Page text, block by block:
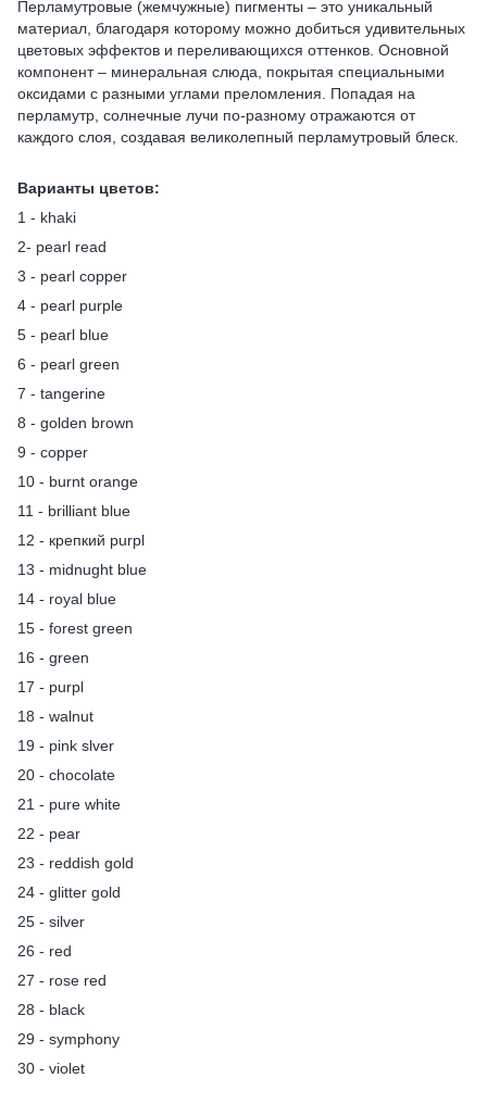
Перламутровые (жемчужные) пигменты – это уникальный
материал, благодаря которому можно добиться удивительных
цветовых эффектов и переливающихся оттенков. Основной
компонент – минеральная слюда, покрытая специальными
оксидами с разными углами преломления. Попадая на
перламутр, солнечные лучи по-разному отражаются от
каждого слоя, создавая великолепный перламутровый блеск.
Варианты цветов:
1 - khaki
2- pearl read
3 - pearl copper
4 - pearl purple
5 - pearl blue
6 - pearl green
7 - tangerine
8 - golden brown
9 - copper
10 - burnt orange
11 - brilliant blue
12 - крепкий purpl
13 - midnught blue
14 - royal blue
15 - forest green
16 - green
17 - purpl
18 - walnut
19 - pink slver
20 - chocolate
21 - pure white
22 - pear
23 - reddish gold
24 - glitter gold
25 - silver
26 - red
27 - rose red
28 - black
29 - symphony
30 - violet